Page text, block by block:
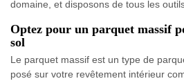
domaine, et disposons de tous les
Optez pour un parquet massif
sol
Le parquet massif est un type de
posé sur votre revêtement intérieur